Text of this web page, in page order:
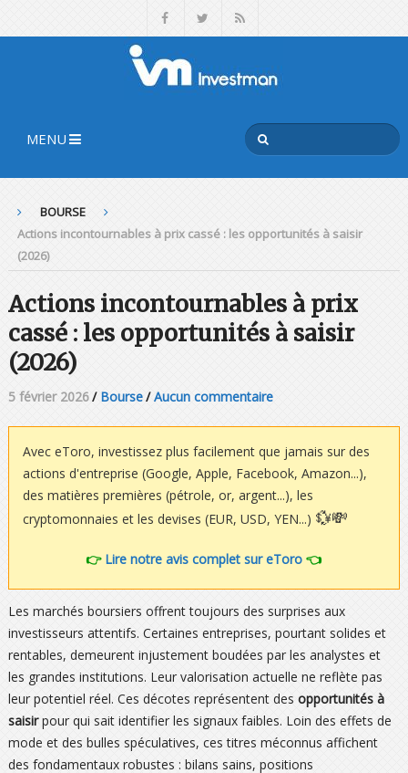
MENU
BOURSE
Actions incontournables à prix cassé : les opportunités à saisir
(2026)
Actions incontournables à prix
cassé : les opportunités à saisir
(2026)
5 février 2026/ Bourse/ Aucun commentaire
Avec eToro, investissez plus facilement que jamais sur des
actions d'entreprise (Google, Apple, Facebook, Amazon...),
des matières premières (pétrole, or, argent...), les
cryptomonnaies et les devises (EUR, USD, YEN...) 💱💸
👉 Lire notre avis complet sur eToro 👈
Les marchés boursiers offrent toujours des surprises aux
investisseurs attentifs. Certaines entreprises, pourtant solides et
rentables, demeurent injustement boudées par les analystes et
les grandes institutions. Leur valorisation actuelle ne reflète pas
leur potentiel réel. Ces décotes représentent des opportunités à
saisirpour qui sait identifier les signaux faibles. Loin des effets de
mode et des bulles spéculatives, ces titres méconnus affichent
des fondamentaux robustes : bilans sains, positions